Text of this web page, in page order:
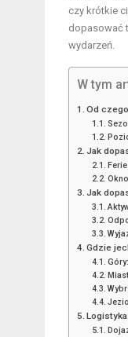
czy krótkie
dopasować
wydarzeń.
W tym
Od
Jak
Jak
Gdzie